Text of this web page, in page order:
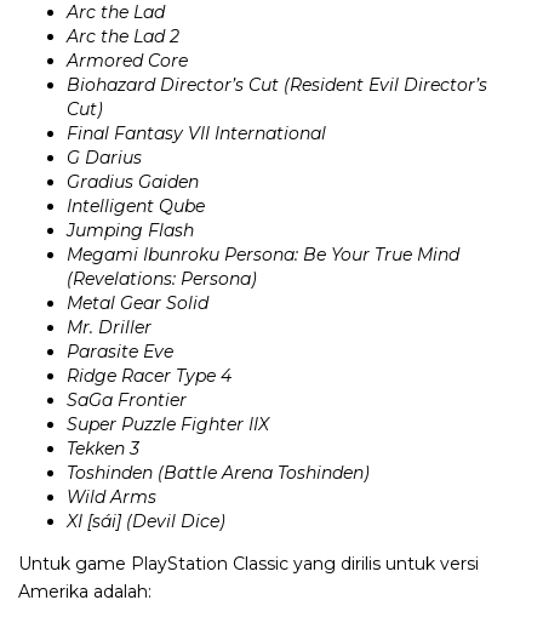
Arc the Lad
Arc the Lad 2
Armored Core
Biohazard Director’s Cut (Resident Evil Director’s
Cut)
Final Fantasy VII International
G Darius
Gradius Gaiden
Intelligent Qube
Jumping Flash
Megami Ibunroku Persona: Be Your True Mind
(Revelations: Persona)
Metal Gear Solid
Mr. Driller
Parasite Eve
Ridge Racer Type 4
SaGa Frontier
Super Puzzle Fighter IIX
Tekken 3
Toshinden (Battle Arena Toshinden)
Wild Arms
XI [sái] (Devil Dice)
Untuk game PlayStation Classic yang dirilis untuk versi
Amerika adalah: